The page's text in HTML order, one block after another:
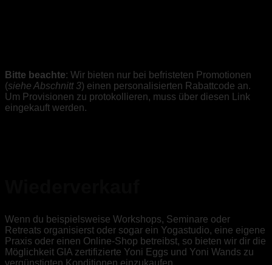
Bitte beachte: Wir bieten nur bei befristeten Promotionen
(siehe Abschnitt 3) einen personalisierten Rabattcode an.
Um Provisionen zu protokollieren, muss über diesen Link
eingekauft werden.
Wenn du beispielsweise Workshops, Seminare oder
Retreats organisierst oder sogar ein Yogastudio, eine eigene
Praxis oder einen Online-Shop betreibst, so bieten wir dir die
Möglichkeit GIA zertifizierte Yoni Eggs und Yoni Wands zu